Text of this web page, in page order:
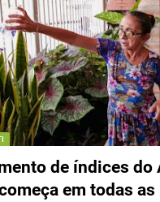
de índices do
em todas